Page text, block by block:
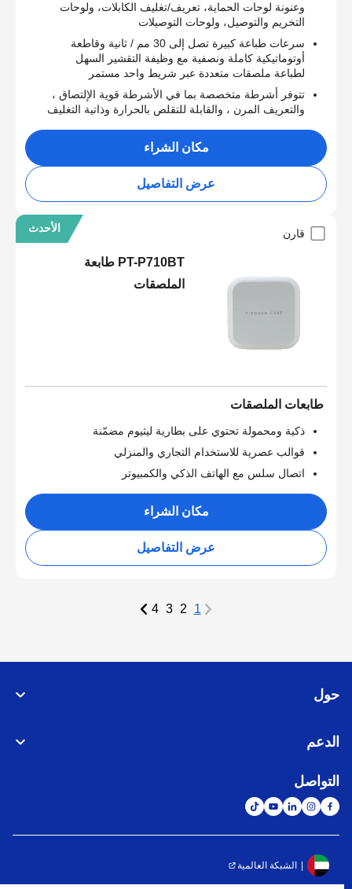
وعنونة لوحات الحماية، تعريف/تغليف الكابلات، ولوحات
التخريم والتوصيل، ولوحات التوصيلات
سرعات طباعة كبيرة تصل إلى 30 مم / ثانية وقاطعة
أوتوماتيكية كاملة ونصفية مع وظيفة التقشير السهل
لطباعة ملصقات متعددة عبر شريط واحد مستمر
تتوفر أشرطة متخصصة بما في الأشرطة قوية الإلتصاق ،
والتعريف المرن ، والقابلة للتقلص بالحرارة وذاتية التغليف
مكان الشراء
عرض التفاصيل
الأحدث قارن
PT-P710BT طابعة
الملصقات
طابعات الملصقات
ذكية ومحمولة تحتوي على بطارية ليثيوم مضمّنة
قوالب عصرية للاستخدام التجاري والمنزلي
اتصال سلس مع الهاتف الذكي والكمبيوتر
مكان الشراء
عرض التفاصيل
1
4
حول
الدعم
التواصل
الشبكة العالمية